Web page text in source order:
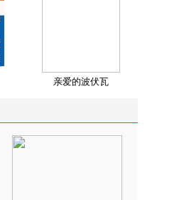
亲爱的波伏瓦